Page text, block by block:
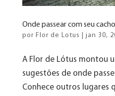
Onde passear com seu
por Flor de Lotus jan 30,
A Flor de Lótus montou
sugestões de onde
Conhece outros lugares